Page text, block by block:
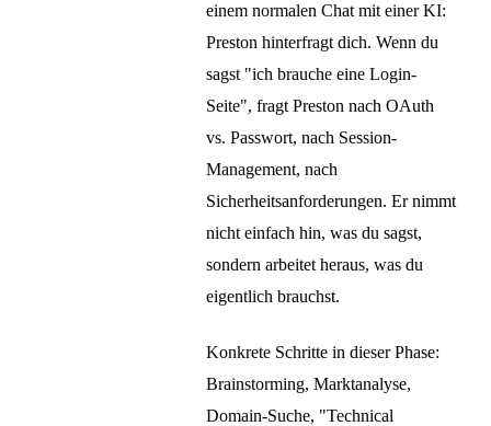
einem normalen Chat mit einer KI:
Preston hinterfragt dich. Wenn du
sagst "ich brauche eine Login-
Seite", fragt Preston nach OAuth
vs. Passwort, nach Session-
Management, nach
Sicherheitsanforderungen. Er nimmt
nicht einfach hin, was du sagst,
sondern arbeitet heraus, was du
eigentlich brauchst.
Konkrete Schritte in dieser Phase:
Brainstorming, Marktanalyse,
Domain-Suche, "Technical